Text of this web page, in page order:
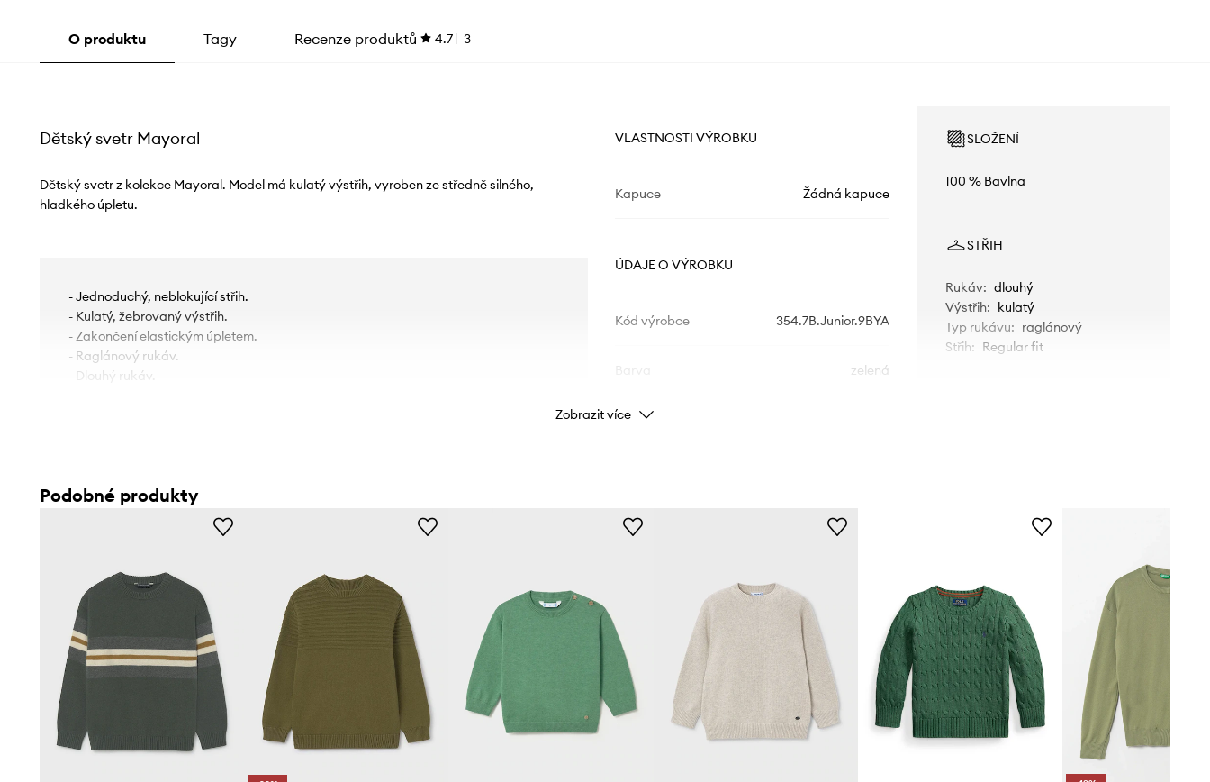
O produktu Tagy Recenze produktů 4.7 3
Dětský svetr Mayoral
Dětský svetr z kolekce Mayoral. Model má kulatý výstřih, vyroben ze středně silného,
hladkého úpletu.
- Jednoduchý, neblokující střih.
- Kulatý, žebrovaný výstřih.
- Zakončení elastickým úpletem.
- Raglánový rukáv.
- Dlouhý rukáv.
VLASTNOSTI VÝROBKU
Kapuce Žádná kapuce
ÚDAJE O VÝROBKU
Kód výrobce 354.7B.Junior.9BYA
zelená
Značka
ID produktu
SLOŽENÍ
100 % Bavlna
STŘIH
Rukáv: dlouhý
Výstřih: kulatý
Typ rukávu: raglánový
Střih: Regular fit
Zobrazit více
Podobné produkty